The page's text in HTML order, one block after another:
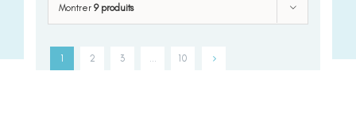
Montrer 9 produits
1 2 3 10